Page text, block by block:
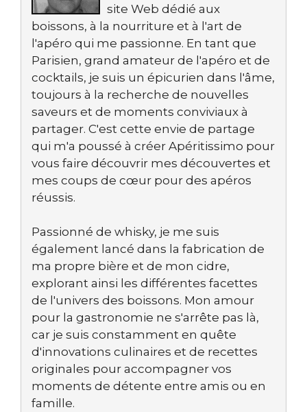
site Web dédié aux
boissons, à la nourriture et à l'art de
l'apéro qui me passionne. En tant que
Parisien, grand amateur de l'apéro et de
cocktails, je suis un épicurien dans l'âme,
toujours à la recherche de nouvelles
saveurs et de moments conviviaux à
partager. C'est cette envie de partage
qui m'a poussé à créer Apéritissimo pour
vous faire découvrir mes découvertes et
mes coups de cœur pour des apéros
réussis.
Passionné de whisky, je me suis
également lancé dans la fabrication de
ma propre bière et de mon cidre,
explorant ainsi les différentes facettes
de l'univers des boissons. Mon amour
pour la gastronomie ne s'arrête pas là,
car je suis constamment en quête
d'innovations culinaires et de recettes
originales pour accompagner vos
moments de détente entre amis ou en
famille.